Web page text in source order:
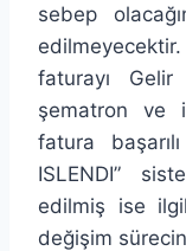
sebep
faturayı
şematron ve
fatura
ISLENDI”
edilmiş ise
değişim